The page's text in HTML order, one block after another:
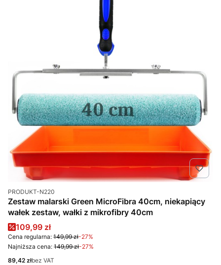
Kod produktu
PRODUKT-N220
Zestaw malarski Green MicroFibra 40cm, niekapiący
wałek zestaw, wałki z mikrofibry 40cm
Cena promocyjna
109,99 zł
Cena regularna: 149,99 zł-27%
Najniższa cena: 149,99 zł-27%
Cena
89,42 złbez VAT